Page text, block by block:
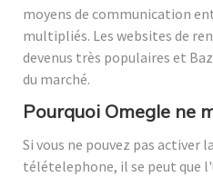
moyens de communication
multipliés. Les websites de
devenus très populaires et
du marché.
Pourquoi Omegle ne
Si vous ne pouvez pas activer
télételephone, il se peut que